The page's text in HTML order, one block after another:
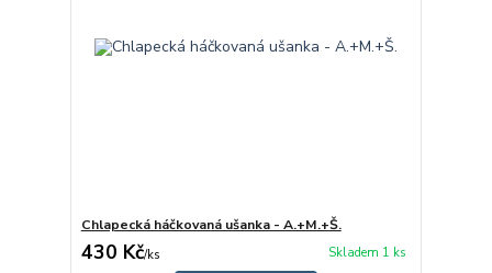
Chlapecká háčkovaná ušanka - A.+M.+Š.
430 Kč/ks Skladem 1 ks